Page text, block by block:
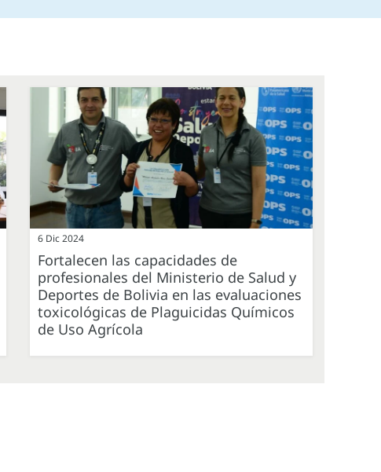
6 Dic 2024
Fortalecen las capacidades de
profesionales del Ministerio de Salud y
Deportes de Bolivia en las evaluaciones
toxicológicas de Plaguicidas Químicos
de Uso Agrícola